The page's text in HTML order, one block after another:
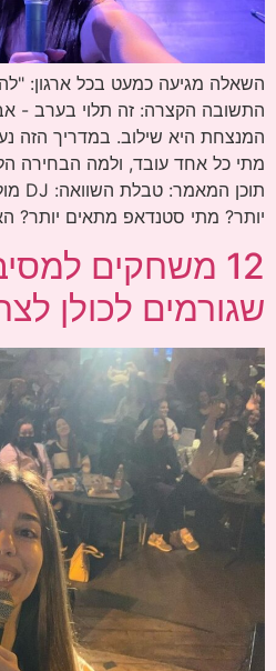
התשובה הקצרה: זה תלוי בערב -
המנצחת היא שילוב. במדריך הזה
מתי כל אחד עובד, ולמה הבחירה
יותר? מתי סטנדאפ מתאים יותר?
12 משחקים
שגורמים לכולן